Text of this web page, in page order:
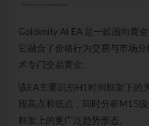
Goldenity AI EA 是一款面向黄
它融合了价格行为交易与市场
术专门交易黄金。
该EA主要识别H1时间框架下的
段高点和低点，同时分析M15
框架上的更广泛趋势形态。